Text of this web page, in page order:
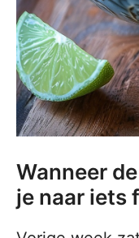
Wanneer
je naar iets